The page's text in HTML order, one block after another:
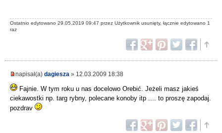
Ostatnio edytowano 29.05.2019 09:47 przez Użytkownik usunięty, łącznie edytowano 1
raz
napisał(a) dagiesza » 12.03.2009 18:38
Fajnie. W tym roku u nas docelowo Orebić. Jeżeli masz jakieś
ciekawostki np. targ rybny, polecane konoby itp .... to proszę zapodaj.
pozdrav